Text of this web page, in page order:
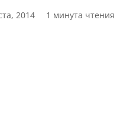
2014 1 минута чтения